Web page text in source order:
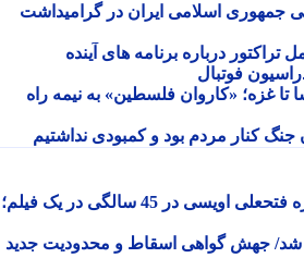
اسلامی ایران در گرامیداشت
درباره برنامه های آینده
فوتبال
«کاروان فلسطین» به نیمه راه
مردم بود و کمبودی نداشتیم
عکس| سفر زمان؛ چهره فتحعلی اویسی در 45 سالگی در یک فیلم؛
جهش گواهی اسقاط و محدودیت جدید